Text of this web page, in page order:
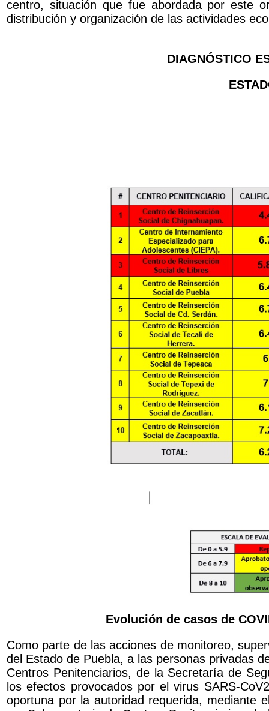
centro, situación que fue abordada por este
distribución y organización de las actividades
DIAGNÓSTICO
Evolución de casos de
Como parte de las acciones de monitoreo,
del Estado de Puebla, a las personas privadas
Centros Penitenciarios, de la Secretaría de
los efectos provocados por el virus SARS-
oportuna por la autoridad requerida, mediante